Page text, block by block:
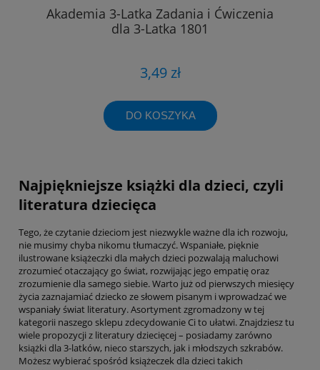
Akademia 3-Latka Zadania i Ćwiczenia
dla 3-Latka 1801
3,49 zł
DO KOSZYKA
Najpiękniejsze książki dla dzieci, czyli
literatura dziecięca
Tego, że czytanie dzieciom jest niezwykle ważne dla ich rozwoju,
nie musimy chyba nikomu tłumaczyć. Wspaniałe, pięknie
ilustrowane książeczki dla małych dzieci pozwalają maluchowi
zrozumieć otaczający go świat, rozwijając jego empatię oraz
zrozumienie dla samego siebie. Warto już od pierwszych miesięcy
życia zaznajamiać dziecko ze słowem pisanym i wprowadzać we
wspaniały świat literatury. Asortyment zgromadzony w tej
kategorii naszego sklepu zdecydowanie Ci to ułatwi. Znajdziesz tu
wiele propozycji z literatury dziecięcej – posiadamy zarówno
książki dla 3-latków, nieco starszych, jak i młodszych szkrabów.
Możesz wybierać spośród książeczek dla dzieci takich